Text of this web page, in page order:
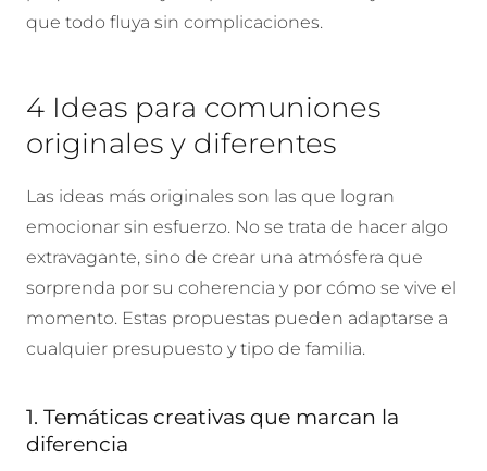
que todo fluya sin complicaciones.
4 Ideas para comuniones
originales y diferentes
Las ideas más originales son las que logran
emocionar sin esfuerzo. No se trata de hacer algo
extravagante, sino de crear una atmósfera que
sorprenda por su coherencia y por cómo se vive el
momento. Estas propuestas pueden adaptarse a
cualquier presupuesto y tipo de familia.
1. Temáticas creativas que marcan la
diferencia